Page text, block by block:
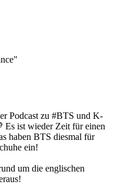
Podcast zu #BTS und K-
ist wieder Zeit für einen
haben BTS diesmal für
ein!
um die englischen